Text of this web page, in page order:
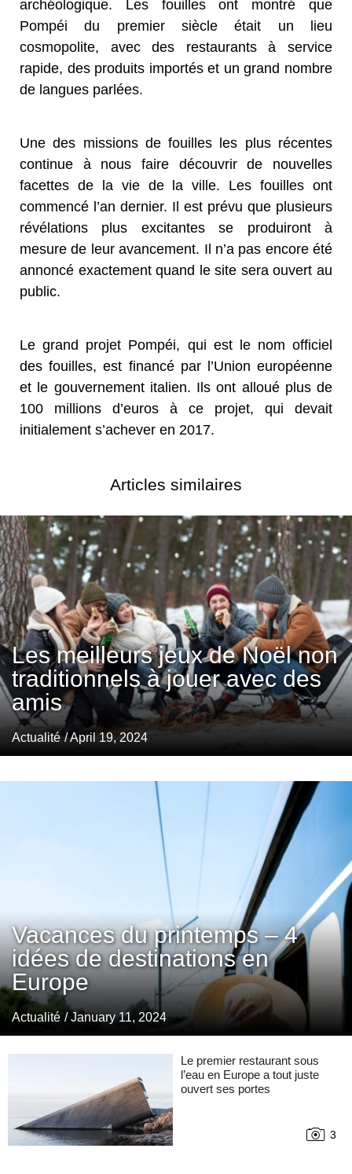
archéologique. Les fouilles ont montré que
Pompéi du premier siècle était un lieu
cosmopolite, avec des restaurants à service
rapide, des produits importés et un grand nombre
de langues parlées.
Une des missions de fouilles les plus récentes
continue à nous faire découvrir de nouvelles
facettes de la vie de la ville. Les fouilles ont
commencé l’an dernier. Il est prévu que plusieurs
révélations plus excitantes se produiront à
mesure de leur avancement. Il n’a pas encore été
annoncé exactement quand le site sera ouvert au
public.
Le grand projet Pompéi, qui est le nom officiel
des fouilles, est financé par l’Union européenne
et le gouvernement italien. Ils ont alloué plus de
100 millions d’euros à ce projet, qui devait
initialement s’achever en 2017.
Articles similaires
Les meilleurs jeux de Noël non
traditionnels à jouer avec des
amis
Actualité / April 19, 2024
Vacances du printemps – 4
idées de destinations en
Europe
Actualité / January 11, 2024
Le premier restaurant sous
l’eau en Europe a tout juste
ouvert ses portes
3